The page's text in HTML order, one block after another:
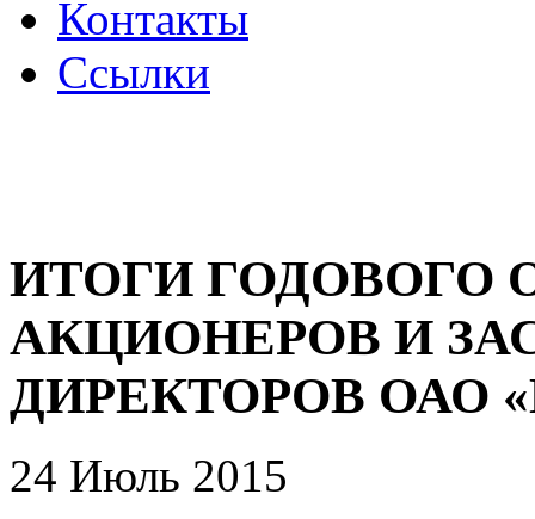
Контакты
Ссылки
ИТОГИ ГОДОВОГО
АКЦИОНЕРОВ И
ДИРЕКТОРОВ ОАО
24 Июль 2015